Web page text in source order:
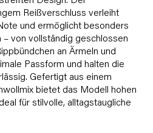
Reißverschluss verleiht
und ermöglicht besonders
von vollständig geschlossen
an Ärmeln und
Passform und halten die
Gefertigt aus einem
bietet das Modell hohen
für stilvolle, alltagstaugliche